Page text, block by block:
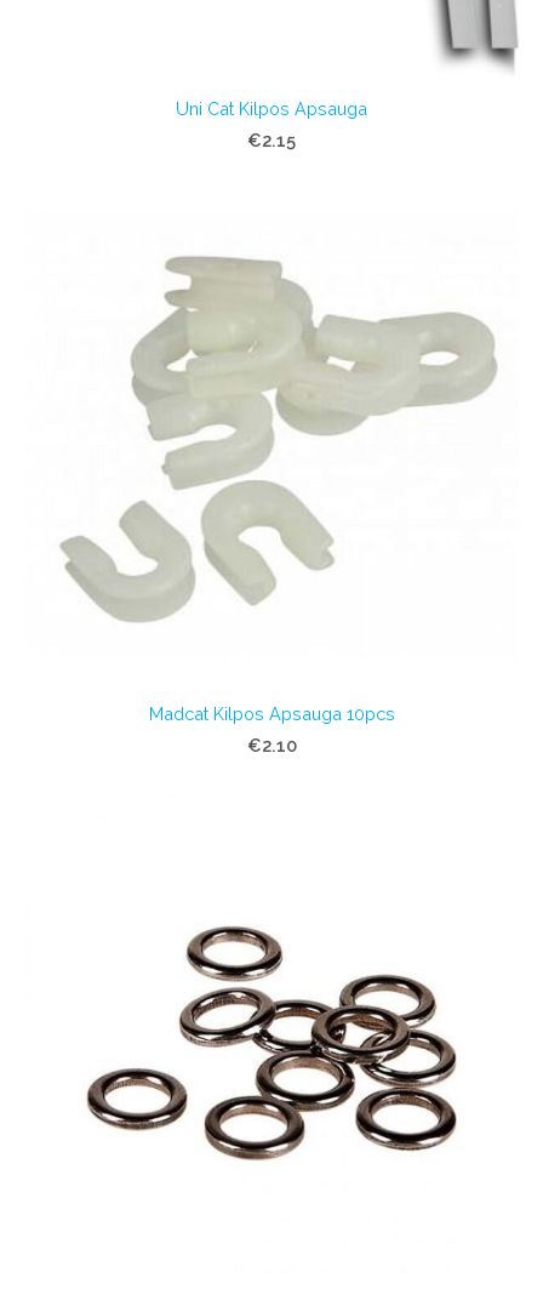
Uni Cat Kilpos Apsauga
€2.15
Madcat Kilpos Apsauga 10pcs
€2.10